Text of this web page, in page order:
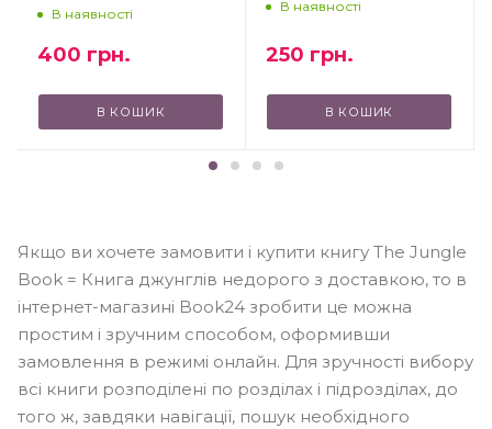
В наявності
400 грн.
В КОШИК
В наявності
250 грн.
В КОШИК
Якщо ви хочете замовити і купити книгу The Jungle
Book = Книга джунглів недорого з доставкою, то в
інтернет-магазині Book24 зробити це можна
простим і зручним способом, оформивши
замовлення в режимі онлайн. Для зручності вибору
всі книги розподілені по розділах і підрозділах, до
того ж, завдяки навігації, пошук необхідного